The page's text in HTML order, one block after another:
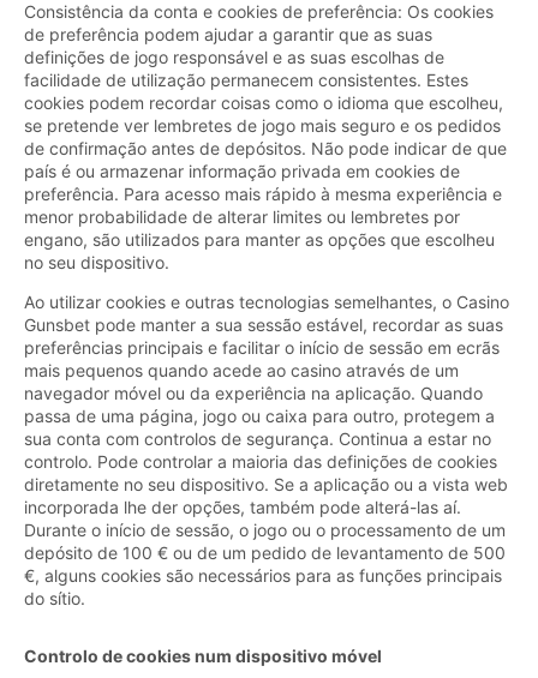
Consistência da conta e cookies de preferência: Os cookies
de preferência podem ajudar a garantir que as suas
definições de jogo responsável e as suas escolhas de
facilidade de utilização permanecem consistentes. Estes
cookies podem recordar coisas como o idioma que escolheu,
se pretende ver lembretes de jogo mais seguro e os pedidos
de confirmação antes de depósitos. Não pode indicar de que
país é ou armazenar informação privada em cookies de
preferência. Para acesso mais rápido à mesma experiência e
menor probabilidade de alterar limites ou lembretes por
engano, são utilizados para manter as opções que escolheu
no seu dispositivo.
Ao utilizar cookies e outras tecnologias semelhantes, o Casino
Gunsbet pode manter a sua sessão estável, recordar as suas
preferências principais e facilitar o início de sessão em ecrãs
mais pequenos quando acede ao casino através de um
navegador móvel ou da experiência na aplicação. Quando
passa de uma página, jogo ou caixa para outro, protegem a
sua conta com controlos de segurança. Continua a estar no
controlo. Pode controlar a maioria das definições de cookies
diretamente no seu dispositivo. Se a aplicação ou a vista web
incorporada lhe der opções, também pode alterá-las aí.
Durante o início de sessão, o jogo ou o processamento de um
depósito de 100 € ou de um pedido de levantamento de 500
€, alguns cookies são necessários para as funções principais
do sítio.
Controlo de cookies num dispositivo móvel